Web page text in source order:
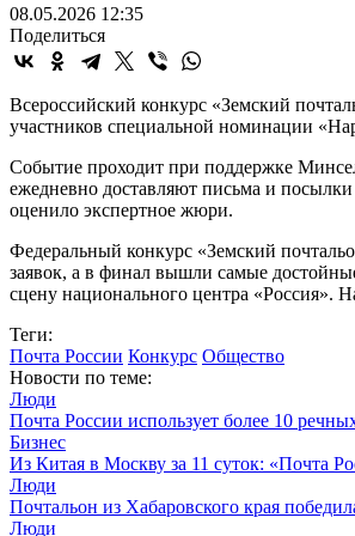
08.05.2026 12:35
Поделиться
Всероссийский конкурс «Земский
участников специальной номинации
Событие проходит при поддержке
ежедневно доставляют письма и
оценило экспертное жюри.
Федеральный конкурс «Земский
заявок, а в финал вышли самые
сцену национального центра «Россия».
Теги:
Почта России Конкурс Общество
Новости по теме:
Люди
Почта России использует более 10
Бизнес
Из Китая в Москву за 11 суток: «Почта
Люди
Почтальон из Хабаровского края
Люди